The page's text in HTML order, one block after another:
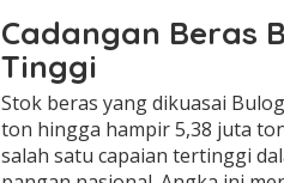
Cadangan Beras
Tinggi
Stok beras yang dikuasai
ton hingga hampir 5,38 juta
salah satu capaian tertinggi